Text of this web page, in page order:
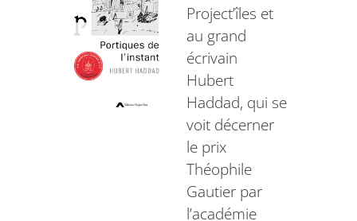
Project’îles et
au grand
écrivain
Hubert
Haddad, qui se
voit décerner
le prix
Théophile
Gautier par
l’académie